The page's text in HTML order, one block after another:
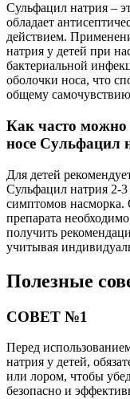
Сульфацил натрия –
обладает
действием.
натрия у детей при
бактериальной
оболочки носа, что
общему
Как часто можно
носе Сульфацил
Для детей
Сульфацил натрия 2-3
симптомов насморка.
препарата
получить
учитывая
Полезные
СОВЕТ №1
Перед
натрия у детей,
или лором, чтобы
безопасно и